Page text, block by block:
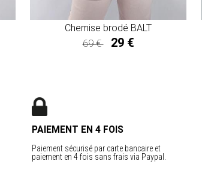
Chemise brodé BALT
69 €
29 €
PAIEMENT EN 4 FOIS
Paiement sécurisé par carte bancaire et
paiement en 4 fois sans frais via Paypal.